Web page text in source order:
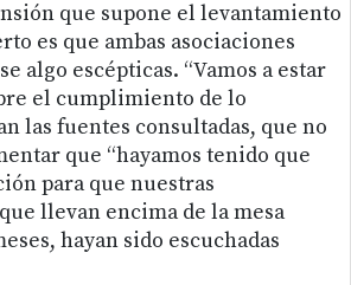
que supone el levantamiento
es que ambas asociaciones
algo escépticas. “Vamos a estar
el cumplimiento de lo
las fuentes consultadas, que no
que “hayamos tenido que
para que nuestras
llevan encima de la mesa
hayan sido escuchadas